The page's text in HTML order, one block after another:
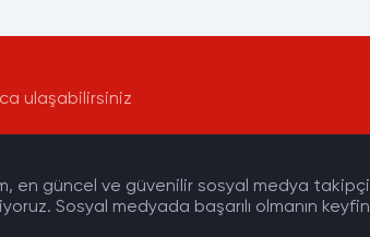
ulaşabilirsiniz
en güncel ve güvenilir sosyal medya takipçi
Sosyal medyada başarılı olmanın keyfini